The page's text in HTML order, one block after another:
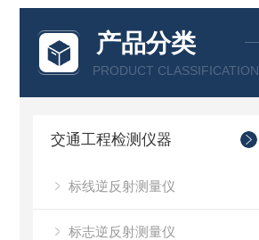
产品分类
PRODUCT CLASSIFICATION
交通工程检测仪器
标线逆反射测量仪
标志逆反射测量仪